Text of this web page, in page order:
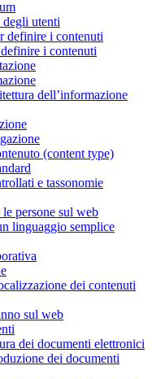
utenti
definire i contenuti
i contenuti
dell’informazione
(content type)
e tassonomie
persone sul web
linguaggio semplice
dei contenuti
sul web
dei documenti elettronici
dei documenti